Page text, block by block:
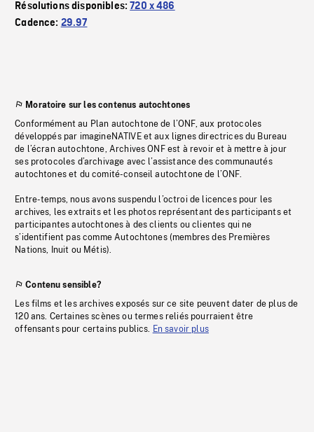
Résolutions disponibles:720 x 486
Cadence: 29.97
Moratoire sur les contenus autochtones
Conformément au Plan autochtone de l’ONF, aux protocoles
développés par imagineNATIVE et aux lignes directrices du Bureau
de l’écran autochtone, Archives ONF est à revoir et à mettre à jour
ses protocoles d’archivage avec l’assistance des communautés
autochtones et du comité-conseil autochtone de l’ONF.
Entre-temps, nous avons suspendu l’octroi de licences pour les
archives, les extraits et les photos représentant des participants et
participantes autochtones à des clients ou clientes qui ne
s’identifient pas comme Autochtones (membres des Premières
Nations, Inuit ou Métis).
Contenu sensible?
Les films et les archives exposés sur ce site peuvent dater de plus de
120 ans. Certaines scènes ou termes reliés pourraient être
offensants pour certains publics. En savoir plus